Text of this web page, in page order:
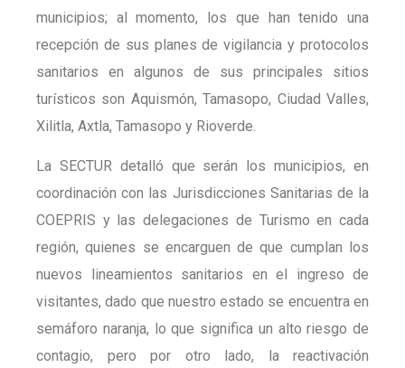
municipios; al momento, los que han tenido una
recepción de sus planes de vigilancia y protocolos
sanitarios en algunos de sus principales sitios
turísticos son Aquismón, Tamasopo, Ciudad Valles,
Xilitla, Axtla, Tamasopo y Rioverde.
La SECTUR detalló que serán los municipios, en
coordinación con las Jurisdicciones Sanitarias de la
COEPRIS y las delegaciones de Turismo en cada
región, quienes se encarguen de que cumplan los
nuevos lineamientos sanitarios en el ingreso de
visitantes, dado que nuestro estado se encuentra en
semáforo naranja, lo que significa un alto riesgo de
contagio, pero por otro lado, la reactivación